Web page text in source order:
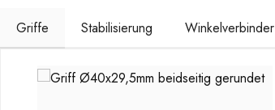
Griffe Stabilisierung Winkelverbinder
Produktgalerie überspringen